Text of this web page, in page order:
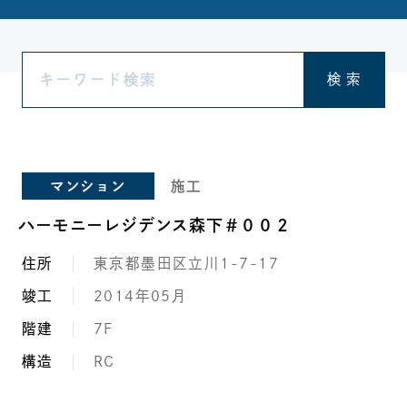
検 索
マンション 施工
ハーモニーレジデンス森下＃００２
住所 東京都墨田区立川1-7-17
竣工 2014年05月
階建 7F
構造 RC